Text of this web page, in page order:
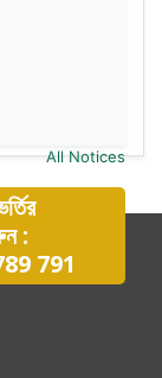
All Notices
:
791